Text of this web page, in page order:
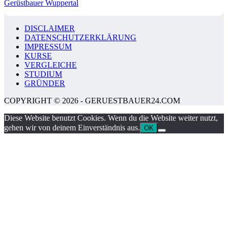
Gerüstbauer Wuppertal
DISCLAIMER
DATENSCHUTZERKLÄRUNG
IMPRESSUM
KURSE
VERGLEICHE
STUDIUM
GRÜNDER
COPYRIGHT © 2026 - GERUESTBAUER24.COM
Diese Website benutzt Cookies. Wenn du die Website weiter nutzt,
gehen wir von deinem Einverständnis aus. OK